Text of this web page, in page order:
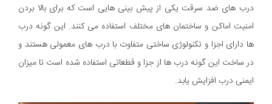
درب های ضد سرقت یکی از پیش بینی هایی است که برای بالا بردن
امنیت اماکن و ساختمان های مختلف استفاده می کنند. این گونه درب
ها دارای اجزا و تکنولوژی ساختی متفاوت با درب های معمولی هستند و
در ساخت این گونه درب ها از جزا و قطعاتی استفاده شده است تا میزان
ایمنی درب افزایش یابد.